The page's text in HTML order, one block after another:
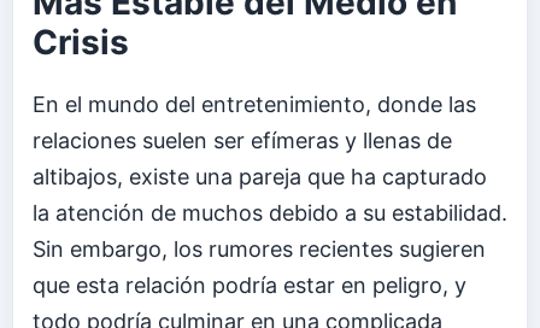
Crisis
En el mundo del entretenimiento, donde las
relaciones suelen ser efímeras y llenas de
altibajos, existe una pareja que ha capturado
la atención de muchos debido a su estabilidad.
Sin embargo, los rumores recientes sugieren
que esta relación podría estar en peligro, y
todo podría culminar en una complicada